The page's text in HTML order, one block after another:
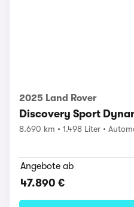
2025 Land Rover
Discovery Sport
8.690 km 1.498 Liter
Angebote ab
47.890 €